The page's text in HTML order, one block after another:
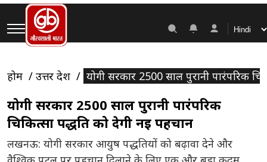
होम उत्तर प्रदेश योगी सरकार 2500 साल पुरानी पारंपरिक
योगी सरकार 2500 साल पुरानी पारंपरिक
चिकित्सा पद्धति को देगी नई पहचान
लखनऊ: योगी सरकार आयुष पद्धतियों को बढ़ावा देने और